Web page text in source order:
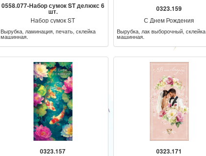
0558.077-Набор сумок ST делюкс 6
шт.
Набор сумок ST
Вырубка, ламинация, печать, склейка
машинная.
0323.159
С Днем Рождения
Вырубка, лак выборочный, склейка
машинная.
0323.157 0323.171